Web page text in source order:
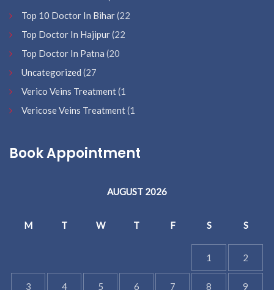
Top 10 Doctor In Bihar(22
Top Doctor In Hajipur(22
Top Doctor In Patna (20
Uncategorized (27
Verico Veins Treatment(1
Vericose Veins Treatment(1
Book Appointment
AUGUST 2026
M T W T F S S
1 2
3 4 5 6 7 8 9